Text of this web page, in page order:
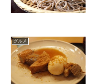
グルメ